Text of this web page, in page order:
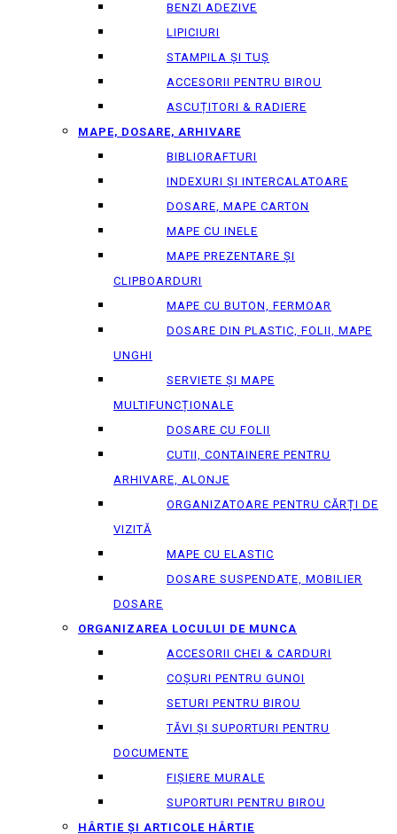
BENZI ADEZIVE
LIPICIURI
STAMPILA ȘI TUȘ
ACCESORII PENTRU BIROU
ASCUȚITORI & RADIERE
MAPE, DOSARE, ARHIVARE
BIBLIORAFTURI
INDEXURI ȘI INTERCALATOARE
DOSARE, MAPE CARTON
MAPE CU INELE
MAPE PREZENTARE ȘI
CLIPBOARDURI
MAPE CU BUTON, FERMOAR
DOSARE DIN PLASTIC, FOLII, MAPE
UNGHI
SERVIETE ȘI MAPE
MULTIFUNCȚIONALE
DOSARE CU FOLII
CUTII, CONTAINERE PENTRU
ARHIVARE, ALONJE
ORGANIZATOARE PENTRU CĂRȚI DE
VIZITĂ
MAPE CU ELASTIC
DOSARE SUSPENDATE, MOBILIER
DOSARE
ORGANIZAREA LOCULUI DE MUNCA
ACCESORII CHEI & СARDURI
COȘURI PENTRU GUNOI
SETURI PENTRU BIROU
TĂVI ȘI SUPORTURI PENTRU
DOCUMENTE
FIȘIERE MURALE
SUPORTURI PENTRU BIROU
HÂRTIE ȘI ARTICOLE HÂRTIE